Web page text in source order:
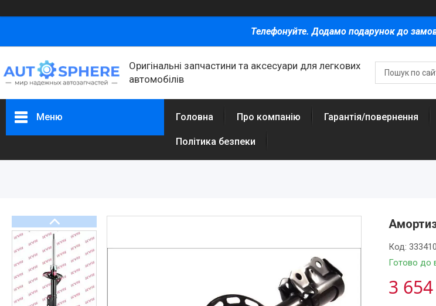
Телефонуйте. Додамо подарунок до
Оригінальні запчастини та аксесуари для легкових
автомобілів
Меню
Корнева група
Головна Про компанію Гарантія/повернення
Політика безпеки
Готово до
Код: 333410
3